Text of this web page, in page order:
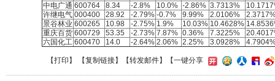
中电广通 600764 8.34 -2.8% 10.0% -2.86% 3.7313%
许继电气 000400 28.92 -2.79% -0.7% 9.99% 2.0106%
景谷林业 600265 10.98 -2.75% 1.9% 10.03% 10.4628%
重庆百货 600729 53.35 -2.73% 7.87% 0.36% 7.3225%
六国化工 600470 14.0 -2.64% 2.06% 2.25% 3.0928%
【打印 】 【复制链接】【转发邮件】 【一键分享